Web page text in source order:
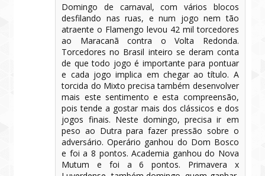
Domingo de carnaval, com vários blocos
desfilando nas ruas, e num jogo nem tão
atraente o Flamengo levou 42 mil torcedores
ao Maracanã contra o Volta Redonda.
Torcedores no Brasil inteiro se deram conta
de que todo jogo é importante para pontuar
e cada jogo implica em chegar ao título. A
torcida do Mixto precisa também desenvolver
mais este sentimento e esta compreensão,
pois tende a gostar mais dos clássicos e dos
jogos finais. Neste domingo, precisa ir em
peso ao Dutra para fazer pressão sobre o
adversário. Operário ganhou do Dom Bosco
e foi a 8 pontos. Academia ganhou do Nova
Mutum e foi a 6 pontos. Primavera x